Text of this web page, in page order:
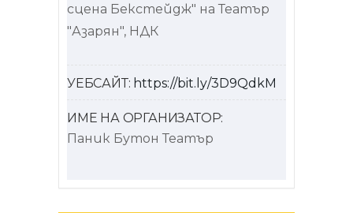
сцена Бекстейдж" на Театър
"Азарян", НДК
УЕБСАЙТ: https://bit.ly/3D9QdkM
ИМЕ НА ОРГАНИЗАТОР:
Паник Бутон Театър